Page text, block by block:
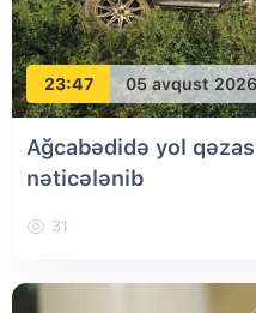
23:47 05 avqust 2026
Ağcabədidə yol
nəticələnib
31